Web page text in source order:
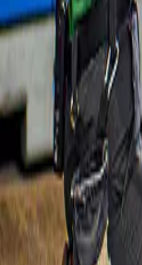
Tickets für Hiroshima Orizuru Tower
Neu Orizuru Tower Tickets
2.300 ¥
Kostenlose Stornierung
Slide 1 of 1, High-speed train on the Sanyo-
7 Tage Sanyo-San'in Area Pass
Bahnpässe
23.000 ¥
Kostenlose Stornierung
Slide 1 of 1, private rundgang durch
hiroshima: friedensdenkmal in hiroshima,
friedenspark hiroshima und burg hiroshima-